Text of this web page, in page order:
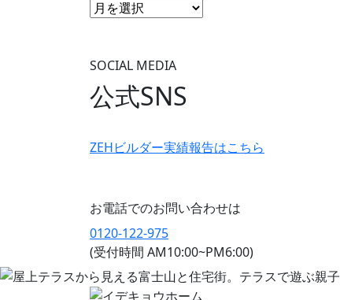
SOCIAL MEDIA
公式SNS
ZEHビルダー実績報告はこちら
お電話でのお問い合わせは
0120-122-975
(受付時間 AM10:00~PM6:00)